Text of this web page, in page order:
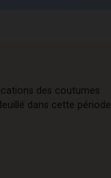
des coutumes
dans cette période